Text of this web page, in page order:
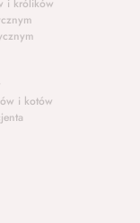
i królików
i kotów